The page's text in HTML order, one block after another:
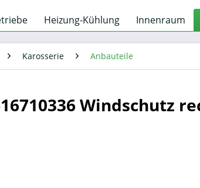
Heizung-Kühlung Innenraum
Karosserie Anbauteile
Windschutz